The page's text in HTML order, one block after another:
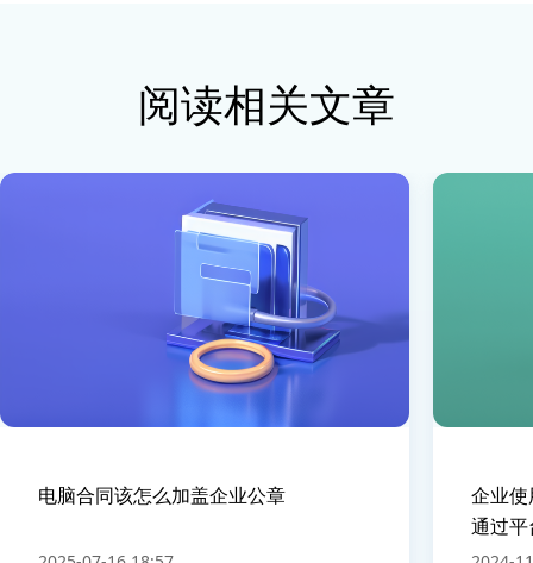
阅读相关文章
电脑合同该怎么加盖企业公章
企业
通过